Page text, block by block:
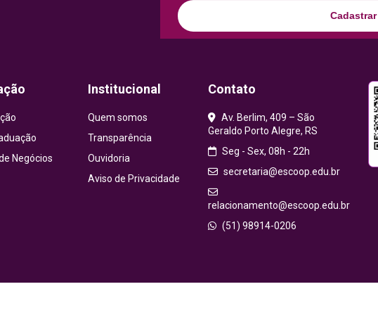
Cadastrar
Negócios
Institucional
Quem somos
Transparência
Ouvidoria
Aviso de Privacidade
Contato
Av. Berlim, 409 – São
Geraldo Porto Alegre, RS
Seg - Sex, 08h - 22h
secretaria@escoop.edu.br
relacionamento@escoop.edu.br
(51) 98914-0206